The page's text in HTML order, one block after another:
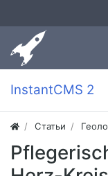
InstantCMS 2
Статьи